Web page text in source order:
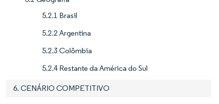
5.2.1 Brasil
5.2.2 Argentina
5.2.3 Colômbia
5.2.4 Restante da América do Sul
6. CENÁRIO COMPETITIVO